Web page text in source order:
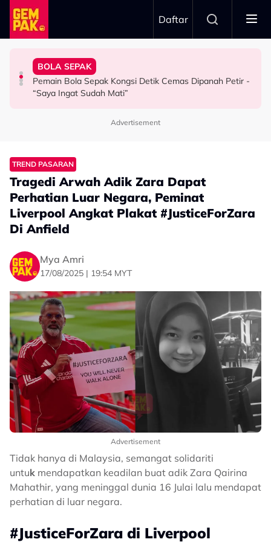
Skip to main content
Daftar
HIBURAN
Dakwa Pelakon Tak Serik Datang Lewat Ke Set,
Kesabaran Fasha Sandha Makin ‘Tipis’ - “Orang Macam
BOLA SEPAK
Pemain Bola Sepak Kongsi Detik Cemas Dipanah Petir -
“Saya Ingat Sudah Mati”
HIBURAN
Anne Ngasri Terharu Jadi Panel Program ‘Bidadari
Dambaan Syurga 2026’ - “Kita Tahu Permasalah Banyak
SELEBRITI
"Orang Keji Orang Fitnah Itu Normal" - Azza Elite
Advertisement
TREND PASARAN
Tragedi Arwah Adik Zara Dapat
Perhatian Luar Negara, Peminat
Liverpool Angkat Plakat #JusticeForZara
Di Anfield
Mya Amri
17/08/2025 | 19:54 MYT
Advertisement
Tidak hanya di Malaysia, semangat solidariti
untuk mendapatkan keadilan buat adik Zara Qairina
Mahathir, yang meninggal dunia 16 Julai lalu mendapat
perhatian di luar negara.
#JusticeForZara di Liverpool